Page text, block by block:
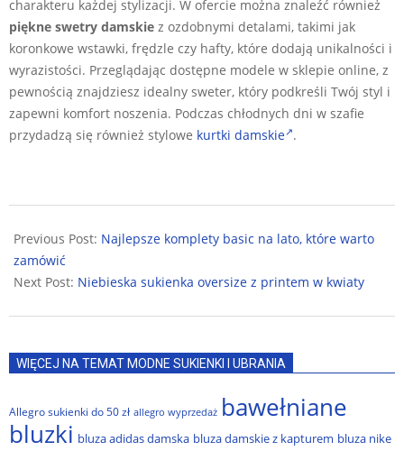
charakteru każdej stylizacji. W ofercie można znaleźć również
piękne swetry damskie z ozdobnymi detalami, takimi jak
koronkowe wstawki, frędzle czy hafty, które dodają unikalności i
wyrazistości. Przeglądając dostępne modele w sklepie online, z
pewnością znajdziesz idealny sweter, który podkreśli Twój styl i
zapewni komfort noszenia. Podczas chłodnych dni w szafie
przydadzą się również stylowe kurtki damskie .
07-
11
Previous Post: Najlepsze komplety basic na lato, które warto
zamówić
Next Post: Niebieska sukienka oversize z printem w kwiaty
WIĘCEJ NA TEMAT MODNE SUKIENKI I UBRANIA
Allegro sukienki do 50 zł allegro wyprzedaż bawełniane
bluzki bluza adidas damska bluza damskie z kapturem bluza nike